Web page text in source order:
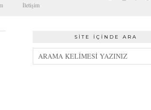
İletişim
SITE İÇINDE ARA